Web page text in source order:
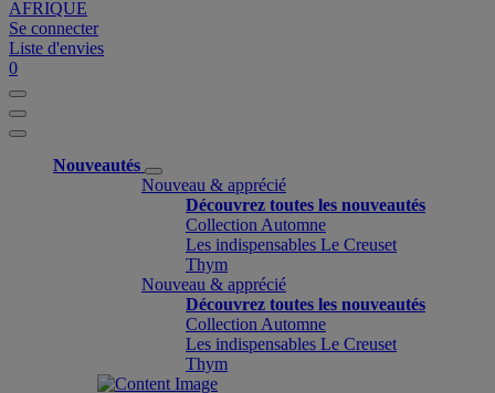
AFRIQUE
Se connecter
Liste d'envies
0
Nouveautés
Nouveau & apprécié
Découvrez toutes les nouveautés
Collection Automne
Les indispensables Le Creuset
Thym
Nouveau & apprécié
Découvrez toutes les nouveautés
Collection Automne
Les indispensables Le Creuset
Thym